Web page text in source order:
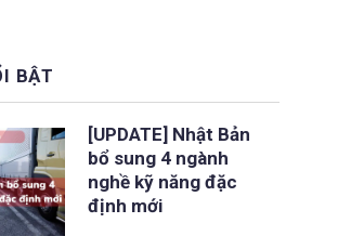
BẬT
[UPDATE] Nhật Bản
bổ sung 4 ngành
nghề kỹ năng đặc
định mới